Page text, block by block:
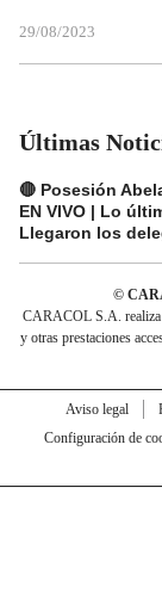
29/08/2023
Últimas
🔴 Posesión
EN VIVO | Lo
Llegaron los
©
CARACOL S.A. realiza
y otras prestaciones
Aviso legal
Configuración de